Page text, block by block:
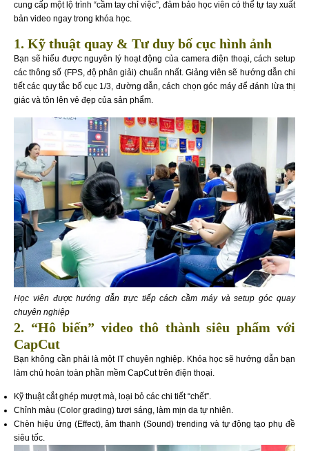
cung cấp một lộ trình “cầm tay chỉ việc”, đảm bảo học viên có thể tự tay xuất
bản video ngay trong khóa học.
1. Kỹ thuật quay & Tư duy bố cục hình ảnh
Bạn sẽ hiểu được nguyên lý hoạt động của camera điện thoại, cách setup
các thông số (FPS, độ phân giải) chuẩn nhất. Giảng viên sẽ hướng dẫn chi
tiết các quy tắc bố cục 1/3, đường dẫn, cách chọn góc máy để đánh lừa thị
giác và tôn lên vẻ đẹp của sản phẩm.
Học viên được hướng dẫn trực tiếp cách cầm máy và setup góc quay
chuyên nghiệp
2. “Hô biến” video thô thành siêu phẩm với
CapCut
Bạn không cần phải là một IT chuyên nghiệp. Khóa học sẽ hướng dẫn bạn
làm chủ hoàn toàn phần mềm CapCut trên điện thoại.
Kỹ thuật cắt ghép mượt mà, loại bỏ các chi tiết “chết”.
Chỉnh màu (Color grading) tươi sáng, làm mịn da tự nhiên.
Chèn hiệu ứng (Effect), âm thanh (Sound) trending và tự động tạo phụ đề
siêu tốc.